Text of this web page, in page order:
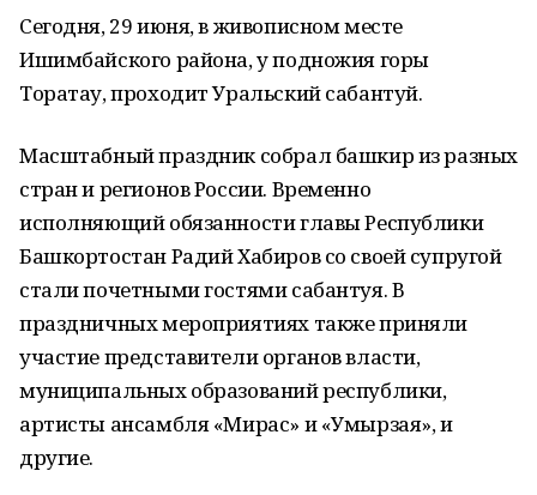
Сегодня, 29 июня, в живописном месте
Ишимбайского района, у подножия горы
Торатау, проходит Уральский сабантуй.
Масштабный праздник собрал башкир из разных
стран и регионов России. Временно
исполняющий обязанности главы Республики
Башкортостан Радий Хабиров со своей супругой
стали почетными гостями сабантуя. В
праздничных мероприятиях также приняли
участие представители органов власти,
муниципальных образований республики,
артисты ансамбля «Мирас» и «Умырзая», и
другие.